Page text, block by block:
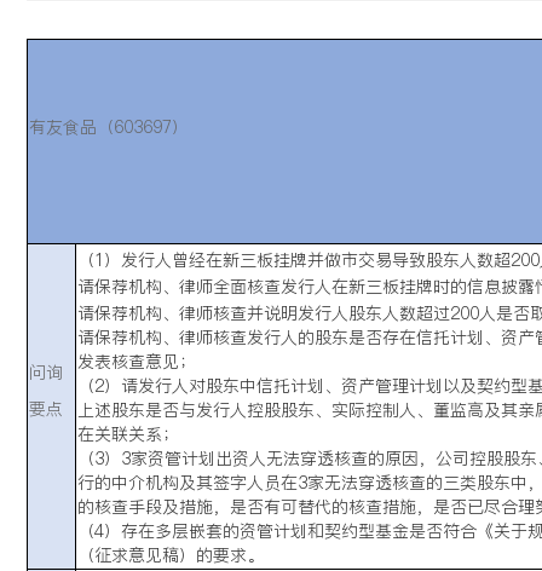
有友食品（603697）
问询
要点
（1）发行人曾经在新三板挂牌并做市交易导致股东人数超
请保荐机构、律师全面核查发行人在新三板挂牌时的信息披露
请保荐机构、律师核查并说明发行人股东人数超过200人是否
请保荐机构、律师核查发行人的股东是否存在信托计划、资
发表核查意见；
（2）请发行人对股东中信托计划、资产管理计划以及契约
上述股东是否与发行人控股股东、实际控制人、董监高及其
在关联关系；
（3）3家资管计划出资人无法穿透核查的原因，公司控股股
行的中介机构及其签字人员在3家无法穿透核查的三类股东中
的核查手段及措施，是否有可替代的核查措施，是否已尽合
（4）存在多层嵌套的资管计划和契约型基金是否符合《关
（征求意见稿）的要求。